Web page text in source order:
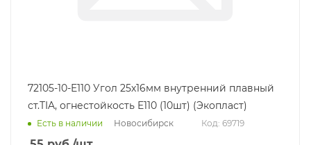
72105-10-E110 Угол 25х16мм внутренний плавный
ст.TIA, огнестойкость E110 (10шт) (Экопласт)
Есть в наличии Новосибирск Код: 69719